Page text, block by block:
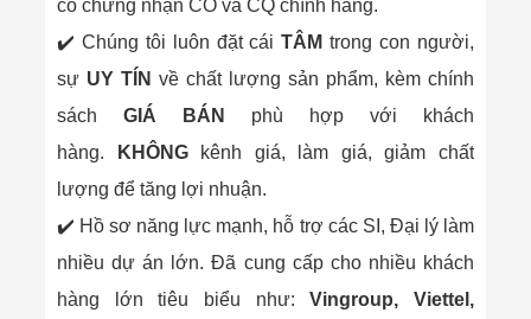
Giáo Dục
Thiết Bị Ngành
Thủy Sản
Thiết Bị Ngành
Xách
Dự Án Ngành
Thủy Sản
Dự Án Ngành
Thực Phẩm
có chứng nhận CO và CQ chính hãng.
✔️ Chúng tôi luôn đặt cáiTÂM trong con người,
sự UY TÍN về chất lượng sản phẩm, kèm chính
sáchGIÁ BÁN
phù hợp với khách
hàng.
KHÔNGkênh giá, làm giá, giảm chất
lượng để tăng lợi nhuận.
✔️ Hồ sơ năng lực mạnh, hỗ trợ các SI, Đại lý làm
nhiều dự án lớn. Đã cung cấp cho nhiều khách
hàng lớn tiêu biểu như:Vingroup, Viettel,